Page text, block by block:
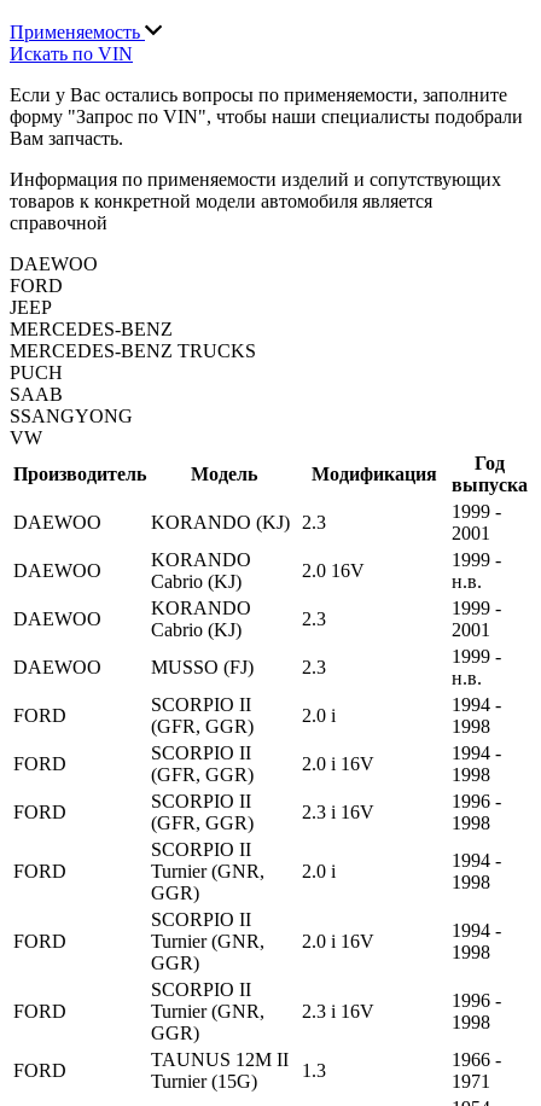
Применяемость
Искать по VIN
Если у Вас остались вопросы по применяемости, заполните
форму "Запрос по VIN", чтобы наши специалисты подобрали
Вам запчасть.
Информация по применяемости изделий и сопутствующих
товаров к конкретной модели автомобиля является
справочной
DAEWOO
FORD
JEEP
MERCEDES-BENZ
MERCEDES-BENZ TRUCKS
PUCH
SAAB
SSANGYONG
VW
Производитель
Модель Модификация
Год
выпуска
DAEWOO
KORANDO (KJ) 2.3
1999 -
2001
DAEWOO
KORANDO
Cabrio (KJ)
2.0 16V
1999 -
н.в.
DAEWOO
KORANDO
Cabrio (KJ)
2.3
1999 -
2001
DAEWOO
MUSSO (FJ) 2.3
1999 -
н.в.
FORD
SCORPIO II
(GFR, GGR)
2.0 i
1994 -
1998
FORD
SCORPIO II
(GFR, GGR)
2.0 i 16V
1994 -
1998
FORD
SCORPIO II
(GFR, GGR)
2.3 i 16V
1996 -
1998
FORD
SCORPIO II
Turnier (GNR,
GGR)
2.0 i
1994 -
1998
FORD
SCORPIO II
Turnier (GNR,
GGR)
2.0 i 16V
1994 -
1998
FORD
SCORPIO II
Turnier (GNR,
GGR)
2.3 i 16V
1996 -
1998
FORD
TAUNUS 12M II
Turnier (15G)
1.3
1966 -
1971